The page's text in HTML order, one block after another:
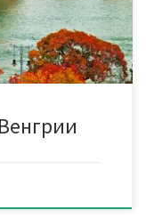
церквями,